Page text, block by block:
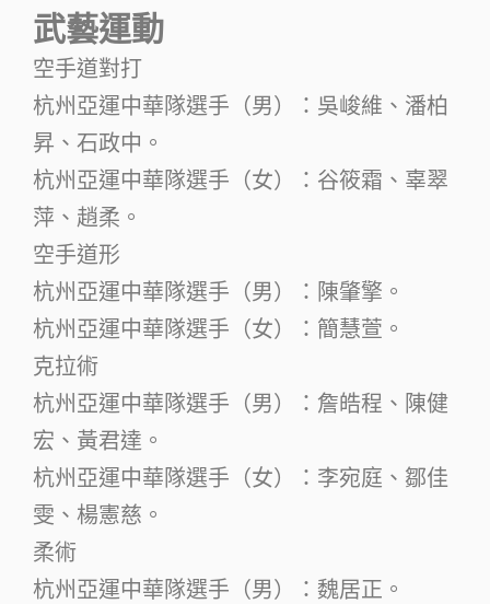
武藝運動
空手道對打
杭州亞運中華隊選手（男）：吳峻維、潘柏
昇、石政中。
杭州亞運中華隊選手（女）：谷筱霜、辜翠
萍、趙柔。
空手道形
杭州亞運中華隊選手（男）：陳肇擎。
杭州亞運中華隊選手（女）：簡慧萱。
克拉術
杭州亞運中華隊選手（男）：詹皓程、陳健
宏、黃君達。
杭州亞運中華隊選手（女）：李宛庭、鄒佳
雯、楊憲慈。
柔術
杭州亞運中華隊選手（男）：魏居正。